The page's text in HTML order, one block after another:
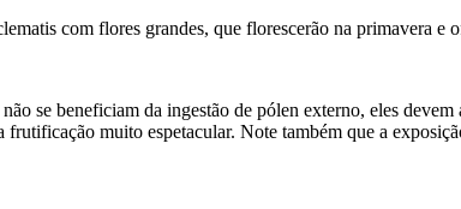
com flores grandes, que florescerão na primavera e
se beneficiam da ingestão de pólen externo, eles
muito espetacular. Note também que a